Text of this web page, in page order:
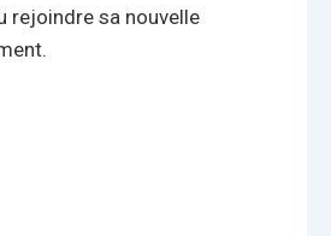
rejoindre sa nouvelle